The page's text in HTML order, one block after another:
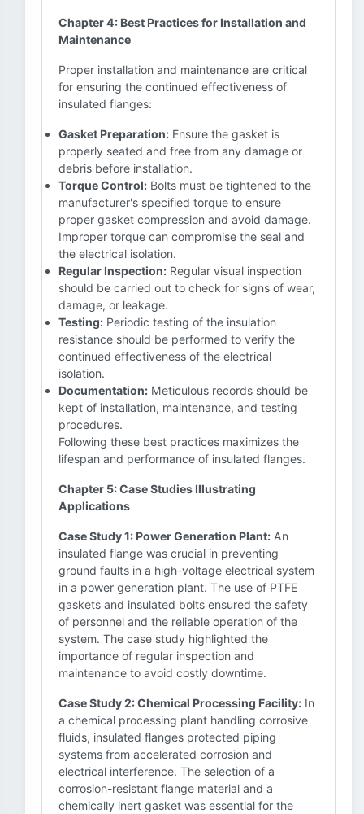
Chapter 4: Best Practices for Installation and
Maintenance
Proper installation and maintenance are critical
for ensuring the continued effectiveness of
insulated flanges:
Gasket Preparation: Ensure the gasket is
properly seated and free from any damage or
debris before installation.
Torque Control: Bolts must be tightened to the
manufacturer's specified torque to ensure
proper gasket compression and avoid damage.
Improper torque can compromise the seal and
the electrical isolation.
Regular Inspection: Regular visual inspection
should be carried out to check for signs of wear,
damage, or leakage.
Testing: Periodic testing of the insulation
resistance should be performed to verify the
continued effectiveness of the electrical
isolation.
Documentation: Meticulous records should be
kept of installation, maintenance, and testing
procedures.
Following these best practices maximizes the
lifespan and performance of insulated flanges.
Chapter 5: Case Studies Illustrating
Applications
Case Study 1: Power Generation Plant: An
insulated flange was crucial in preventing
ground faults in a high-voltage electrical system
in a power generation plant. The use of PTFE
gaskets and insulated bolts ensured the safety
of personnel and the reliable operation of the
system. The case study highlighted the
importance of regular inspection and
maintenance to avoid costly downtime.
Case Study 2: Chemical Processing Facility: In
a chemical processing plant handling corrosive
fluids, insulated flanges protected piping
systems from accelerated corrosion and
electrical interference. The selection of a
corrosion-resistant flange material and a
chemically inert gasket was essential for the